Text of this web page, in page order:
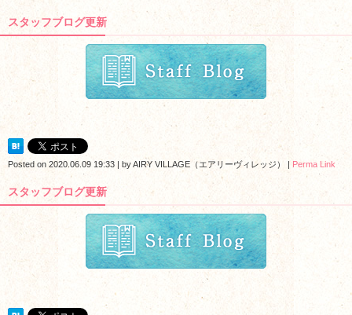
スタッフブログ更新
Posted on 2020.06.09 19:33 | byAIRY VILLAGE（エアリーヴィレッジ） | Perma Link
スタッフブログ更新